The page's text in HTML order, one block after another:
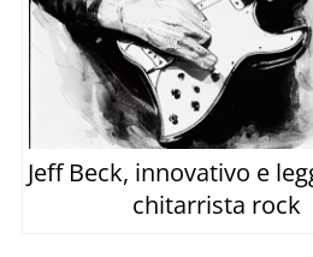
Jeff Beck, innovativo e
chitarrista rock